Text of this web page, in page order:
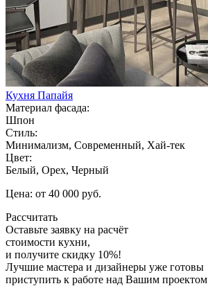
Кухня Папайя
Материал фасада:
Шпон
Стиль:
Минимализм, Современный, Хай-тек
Цвет:
Белый, Орех, Черный
Цена: от 40 000 руб.
Рассчитать
Оставьте заявку на расчёт
стоимости кухни,
и получите скидку 10%!
Лучшие мастера и дизайнеры уже готовы
приступить к работе над Вашим проектом